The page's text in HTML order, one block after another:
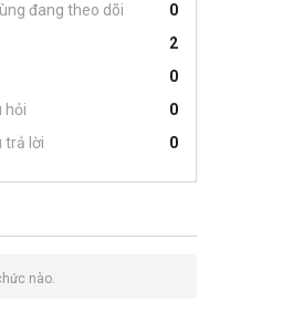
đang theo dõi
0
2
0
hỏi
0
trả lời
0
nào.